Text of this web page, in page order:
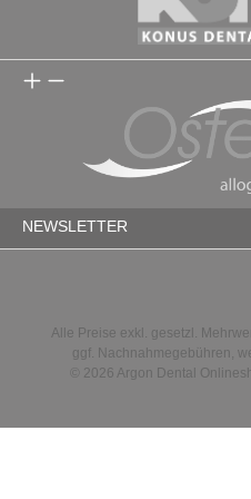
NEWSLETTER
Alle Preise exkl. gesetzl.
ggf. Nachnahmegebühren,
© 2026 Argon Dental